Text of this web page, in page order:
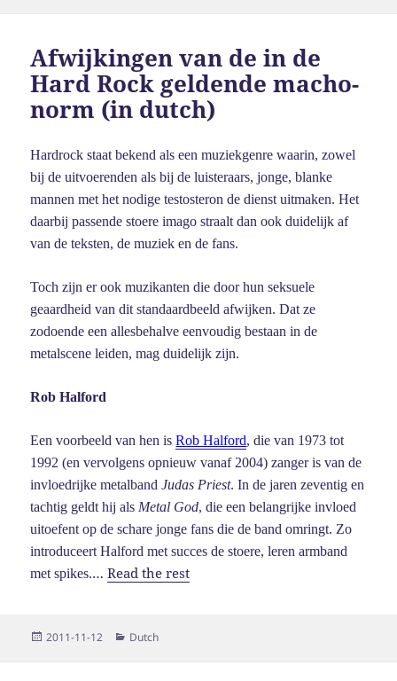
Afwijkingen van de in de
Hard Rock geldende macho-
norm (in dutch)
Hardrock staat bekend als een muziekgenre waarin, zowel
bij de uitvoerenden als bij de luisteraars, jonge, blanke
mannen met het nodige testosteron de dienst uitmaken. Het
daarbij passende stoere imago straalt dan ook duidelijk af
van de teksten, de muziek en de fans.
Toch zijn er ook muzikanten die door hun seksuele
geaardheid van dit standaardbeeld afwijken. Dat ze
zodoende een allesbehalve eenvoudig bestaan in de
metalscene leiden, mag duidelijk zijn.
Rob Halford
Een voorbeeld van hen isRob Halford, die van 1973 tot
1992 (en vervolgens opnieuw vanaf 2004) zanger is van de
invloedrijke metalbandJudas Priest. In de jaren zeventig en
tachtig geldt hij als Metal God, die een belangrijke invloed
uitoefent op de schare jonge fans die de band omringt. Zo
introduceert Halford met succes de stoere, leren armband
met spikes.…Read the rest
Posted
2011-11-12 Categories
Dutch